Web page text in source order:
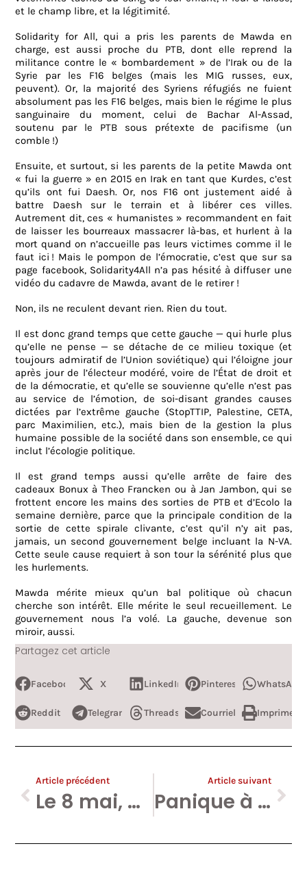
Partagez cet article
et le champ libre, et la légitimité.
Solidarity for All, qui a pris les parents de Mawda en
charge, est aussi proche du PTB, dont elle reprend la
militance contre le « bombardement » de l’Irak ou de la
Syrie par les F16 belges (mais les MIG russes, eux,
peuvent). Or, la majorité des Syriens réfugiés ne fuient
absolument pas les F16 belges, mais bien le régime le plus
sanguinaire du moment, celui de Bachar Al-Assad,
soutenu par le PTB sous prétexte de pacifisme (un
comble !)
Ensuite, et surtout, si les parents de la petite Mawda ont
« fui la guerre » en 2015 en Irak en tant que Kurdes, c’est
qu’ils ont fui Daesh. Or, nos F16 ont justement aidé à
battre Daesh sur le terrain et à libérer ces villes.
Autrement dit, ces « humanistes » recommandent en fait
de laisser les bourreaux massacrer là-bas, et hurlent à la
mort quand on n’accueille pas leurs victimes comme il le
faut ici ! Mais le pompon de l’émocratie, c’est que sur sa
page facebook, Solidarity4All n’a pas hésité à diffuser une
vidéo du cadavre de Mawda, avant de le retirer !
Non, ils ne reculent devant rien. Rien du tout.
Il est donc grand temps que cette gauche — qui hurle plus
qu’elle ne pense — se détache de ce milieu toxique (et
toujours admiratif de l’Union soviétique) qui l’éloigne jour
après jour de l’électeur modéré, voire de l’État de droit et
de la démocratie, et qu’elle se souvienne qu’elle n’est pas
au service de l’émotion, de soi-disant grandes causes
dictées par l’extrême gauche (StopTTIP, Palestine, CETA,
parc Maximilien, etc.), mais bien de la gestion la plus
humaine possible de la société dans son ensemble, ce qui
inclut l’écologie politique.
Il est grand temps aussi qu’elle arrête de faire des
cadeaux Bonux à Theo Francken ou à Jan Jambon, qui se
frottent encore les mains des sorties de PTB et d’Ecolo la
semaine dernière, parce que la principale condition de la
sortie de cette spirale clivante, c’est qu’il n’y ait pas,
jamais, un second gouvernement belge incluant la N-VA.
Cette seule cause requiert à son tour la sérénité plus que
les hurlements.
Mawda mérite mieux qu’un bal politique où chacun
cherche son intérêt. Elle mérite le seul recueillement. Le
gouvernement nous l’a volé. La gauche, devenue son
miroir, aussi.
Facebook X LinkedIn Pinterest WhatsApp
Reddit Telegram Threads Courriel Imprimer
Article précédent
Le 8 mai, apportez-moi des oranges, Michel Collon et le PTB m’invitent au tribunal !
Article suivant
Panique à Hysteria Lane. Ou comment les humanistissimes font gagner Francken.